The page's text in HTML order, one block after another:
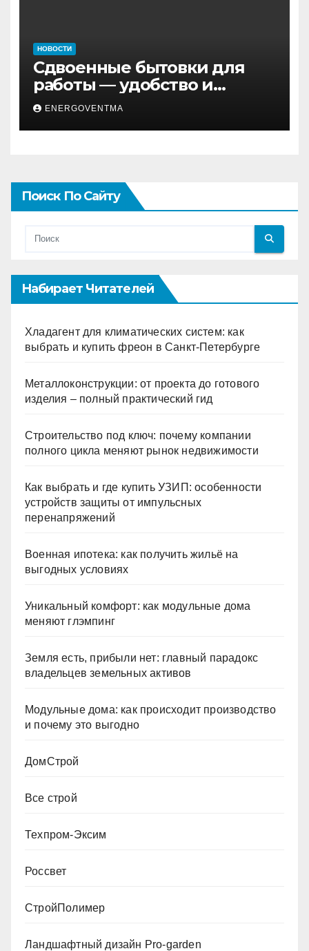
НОВОСТИ
Сдвоенные бытовки для
работы — удобство и
эффективность на объекте
ENERGOVENTMA
Поиск По Сайту
Набирает Читателей
Хладагент для климатических систем: как
выбрать и купить фреон в Санкт-Петербурге
Металлоконструкции: от проекта до готового
изделия – полный практический гид
Строительство под ключ: почему компании
полного цикла меняют рынок недвижимости
Как выбрать и где купить УЗИП: особенности
устройств защиты от импульсных
перенапряжений
Военная ипотека: как получить жильё на
выгодных условиях
Уникальный комфорт: как модульные дома
меняют глэмпинг
Земля есть, прибыли нет: главный парадокс
владельцев земельных активов
Модульные дома: как происходит производство
и почему это выгодно
ДомСтрой
Все строй
Техпром-Эксим
Россвет
СтройПолимер
Ландшафтный дизайн Pro-garden